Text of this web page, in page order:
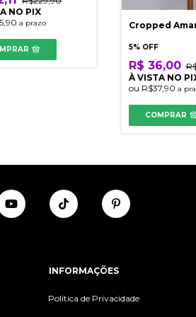
NO PIX
a prazo Cropped
5% OFF
R$ 36,00
À VISTA NO
ou R$37,90 a
COMPRAR
INFORMAÇÕES
Política de Privacidade